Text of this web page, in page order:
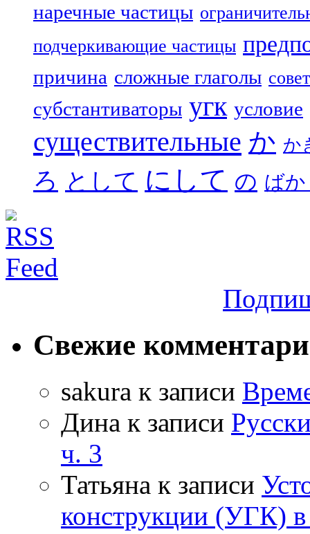
наречные частицы
подчеркивающие частицы
причина сложные глаголы совет
субстантиваторы угк условие
существительные か か
ろ として にして の ば
Свежие
sakura к записи
Дина к записи
ч. 3
Татьяна к записи
конструкции (УГК) в